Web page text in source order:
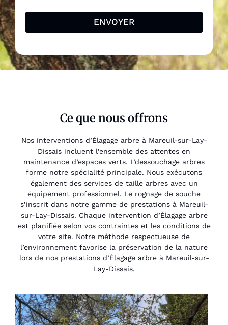
ENVOYER
Ce que nous offrons
Nos interventions d’Élagage arbre à Mareuil-sur-Lay-
Dissais incluent l’ensemble des attentes en
maintenance d’espaces verts. L’dessouchage arbres
forme notre spécialité principale. Nous exécutons
également des services de taille arbres avec un
équipement professionnel. Le rognage de souche
s’inscrit dans notre gamme de prestations à Mareuil-
sur-Lay-Dissais. Chaque intervention d’Élagage arbre
est planifiée selon vos contraintes et les conditions de
votre site. Notre méthode respectueuse de
l’environnement favorise la préservation de la nature
lors de nos prestations d’Élagage arbre à Mareuil-sur-
Lay-Dissais.